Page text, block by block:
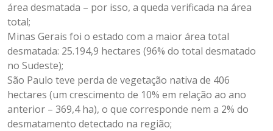
área desmatada – por isso, a queda verificada na área
total;
Minas Gerais foi o estado com a maior área total
desmatada: 25.194,9 hectares (96% do total desmatado
no Sudeste);
São Paulo teve perda de vegetação nativa de 406
hectares (um crescimento de 10% em relação ao ano
anterior – 369,4 ha), o que corresponde nem a 2% do
desmatamento detectado na região;